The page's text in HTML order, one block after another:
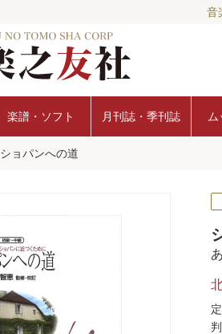
音
楽譜・ソフト 月刊誌・季刊誌
ショパンへの道